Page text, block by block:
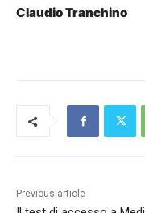
Claudio Tranchino
Previous article